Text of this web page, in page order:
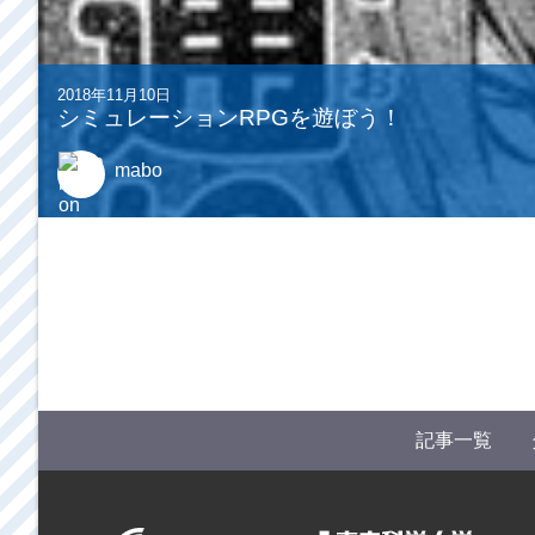
2018年11月10日
シミュレーションRPGを遊ぼう！
mabo
記事一覧